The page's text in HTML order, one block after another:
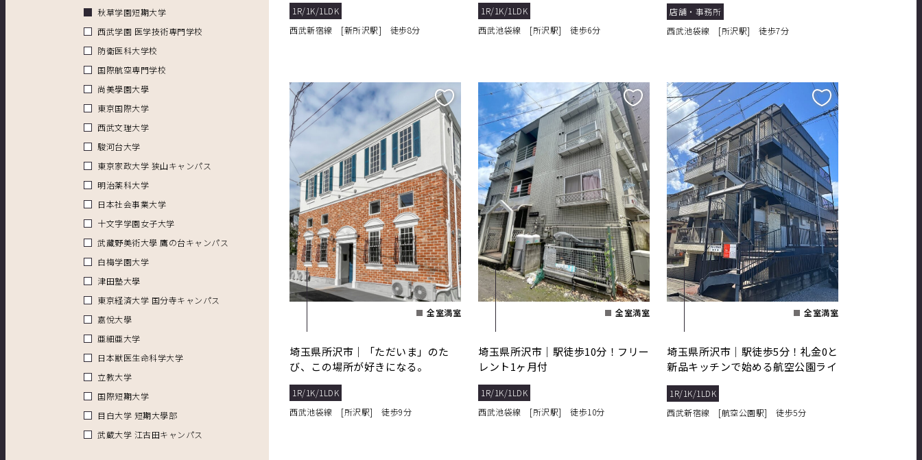
1R/1K/1LDK
西武新宿線 [新所沢駅] 徒歩8分
1R/1K/1LDK
西武池袋線 [所沢駅] 徒歩6分
店舗・事務所
西武池袋線 [所沢駅] 徒歩7分
全室満室
埼玉県所沢市｜「ただいま」のた
び、この場所が好きになる。
1R/1K/1LDK
西武池袋線 [所沢駅] 徒歩9分
全室満室
埼玉県所沢市｜駅徒歩10分！フリー
レント1ヶ月付
1R/1K/1LDK
西武池袋線 [所沢駅] 徒歩10分
全室満室
埼玉県所沢市｜駅徒歩5分！礼金0と
新品キッチンで始める航空公園ライ
1R/1K/1LDK
西武新宿線 [航空公園駅] 徒歩5分
秋草学園短期大学
西武学園 医学技術専門学校
防衛医科大学校
国際航空専門学校
尚美學園大學
東京国際大学
西武文理大学
駿河台大学
東京家政大学 狭山キャンパス
明治薬科大学
日本社会事業大学
十文字学園女子大学
武藏野美術大學 鷹の台キャンパス
白梅学園大学
津田塾大學
東京経済大学 国分寺キャンパス
嘉悅大學
亜細亜大学
日本獣医生命科学大学
立教大学
国際短期大学
目白大学 短期大學部
武蔵大学 江古田キャンパス